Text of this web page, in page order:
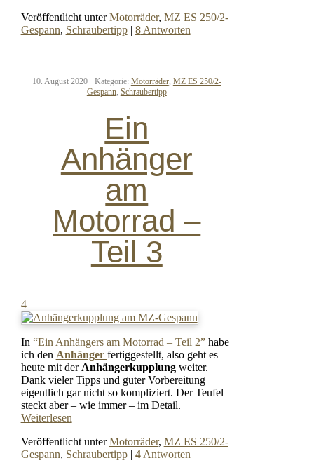
Veröffentlicht unter Motorräder, MZ ES 250/2-
Gespann, Schraubertipp | 8Antworten
10. August 2020 · Kategorie: Motorräder, MZ ES 250/2-
Gespann, Schraubertipp
Ein
Anhänger
am
Motorrad –
Teil 3
4
In “Ein Anhängers am Motorrad – Teil 2”habe
ich den Anhänger fertiggestellt, also geht es
heute mit der Anhängerkupplungweiter.
Dank vieler Tipps und guter Vorbereitung
eigentlich gar nicht so kompliziert. Der Teufel
steckt aber – wie immer – im Detail.
Weiterlesen
Veröffentlicht unter Motorräder, MZ ES 250/2-
Gespann, Schraubertipp | 4Antworten